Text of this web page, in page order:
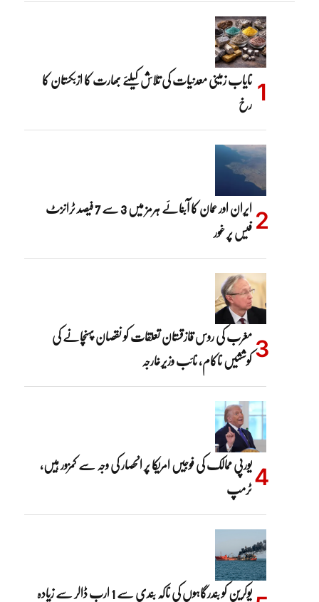
نایاب زمینی معدنیات کی تلاش کیلئے بھارت کا ازبکستان کا
رخ
ایران اور عمان کا آبنائے ہرمز میں 3 سے 7 فیصد ٹرانزٹ
فیس پر غور
مغرب کی روس قازقستان تعلقات کو نقصان پہنچانے کی
کوششیں ناکام، نائب وزیرخارجہ
یورپی ممالک کی فوجیں امریکا پر انحصار کی وجہ سے کمزور ہیں،
ٹرمپ
یوکرین کو بندرگاہوں کی ناکہ بندی سے 1 ارب ڈالر سے زیادہ